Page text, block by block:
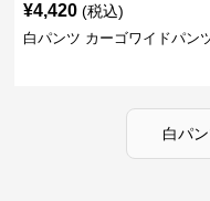
¥4,420 (税込)
白パンツ カーゴワイドパン
白パ